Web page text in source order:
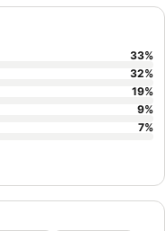
33%
32%
19%
9%
7%